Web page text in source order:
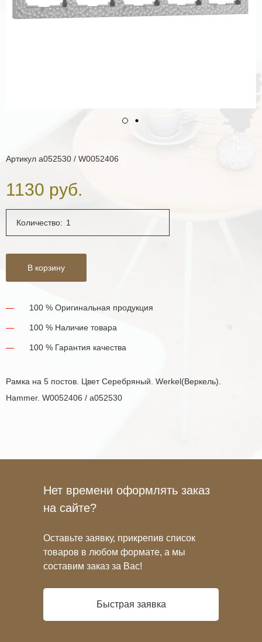
Артикул a052530 / W0052406
1130 руб.
Количество:
В корзину
100 % Оригинальная продукция
100 % Наличие товара
100 % Гарантия качества
Рамка на 5 постов. Цвет Серебряный. Werkel(Веркель).
Hammer. W0052406 / a052530
Нет времени оформлять заказ
на сайте?
Оставьте заявку, прикрепив список
товаров в любом формате, а мы
составим заказ за Вас!
Быстрая заявка